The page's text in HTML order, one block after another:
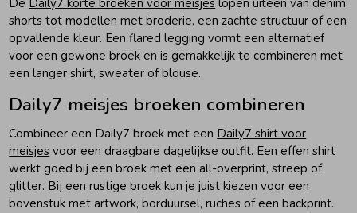
De Daily7 korte broeken voor meisjes lopen uiteen van denim
shorts tot modellen met broderie, een zachte structuur of een
opvallende kleur. Een flared legging vormt een alternatief
voor een gewone broek en is gemakkelijk te combineren met
een langer shirt, sweater of blouse.
Daily7 meisjes broeken combineren
Combineer een Daily7 broek met een Daily7 shirt voor
meisjes voor een draagbare dagelijkse outfit. Een effen shirt
werkt goed bij een broek met een all-overprint, streep of
glitter. Bij een rustige broek kun je juist kiezen voor een
bovenstuk met artwork, borduursel, ruches of een backprint.